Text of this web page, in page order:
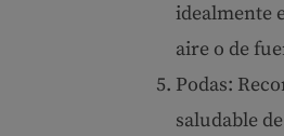
idealmente
aire o de
Podas:
saludable